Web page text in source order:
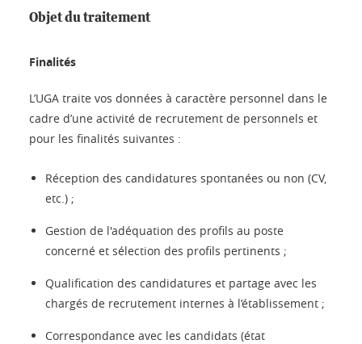
Objet du traitement
Finalités
L’UGA traite vos données à caractère personnel dans le
cadre d’une activité de recrutement de personnels et
pour les finalités suivantes :
Réception des candidatures spontanées ou non (CV,
etc.) ;
Gestion de l'adéquation des profils au poste
concerné et sélection des profils pertinents ;
Qualification des candidatures et partage avec les
chargés de recrutement internes à l’établissement ;
Correspondance avec les candidats (état